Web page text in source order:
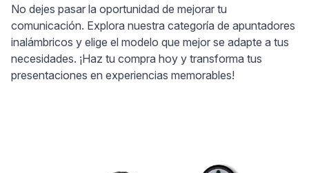
No dejes pasar la oportunidad de mejorar tu
comunicación. Explora nuestra categoría de apuntadores
inalámbricos y elige el modelo que mejor se adapte a tus
necesidades. ¡Haz tu compra hoy y transforma tus
presentaciones en experiencias memorables!